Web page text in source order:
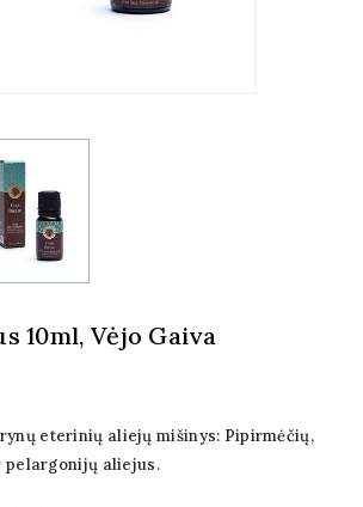
10ml, Vėjo Gaiva
eterinių aliejų mišinys: Pipirmėčių,
pelargonijų aliejus.